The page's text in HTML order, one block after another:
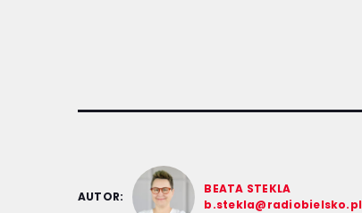
AUTOR:
BEATA STEKLA
b.stekla@radiobielsko.pl